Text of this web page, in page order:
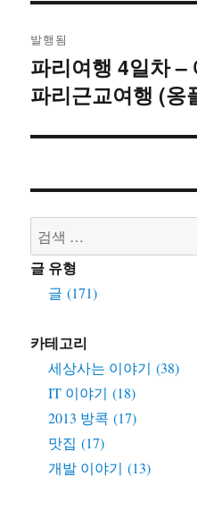
탐
색
발행됨
파리여행 4일차 –
파리근교여행 (
검
색:
글 유형
글 (171)
카테고리
세상사는 이야기 (38)
IT 이야기 (18)
2013 방콕 (17)
맛집 (17)
개발 이야기 (13)